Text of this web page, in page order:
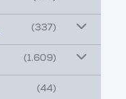
(337)
(1.609)
(44)